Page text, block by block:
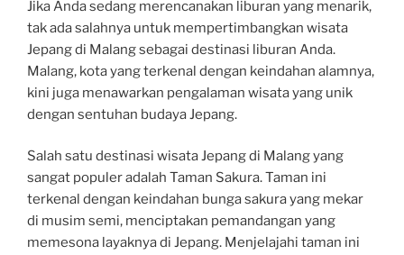
Jika Anda sedang merencanakan liburan yang menarik,
tak ada salahnya untuk mempertimbangkan wisata
Jepang di Malang sebagai destinasi liburan Anda.
Malang, kota yang terkenal dengan keindahan alamnya,
kini juga menawarkan pengalaman wisata yang unik
dengan sentuhan budaya Jepang.
Salah satu destinasi wisata Jepang di Malang yang
sangat populer adalah Taman Sakura. Taman ini
terkenal dengan keindahan bunga sakura yang mekar
di musim semi, menciptakan pemandangan yang
memesona layaknya di Jepang. Menjelajahi taman ini